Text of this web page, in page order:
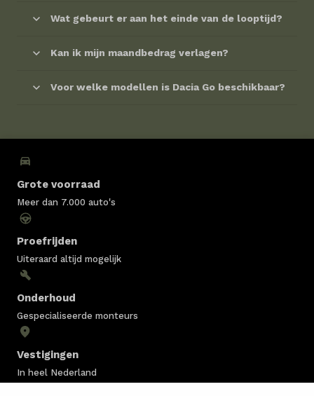
Wat gebeurt er aan het einde van de looptijd?
Kan ik mijn maandbedrag verlagen?
Voor welke modellen is Dacia Go beschikbaar?
Grote voorraad
Meer dan 7.000 auto's
Proefrijden
Uiteraard altijd mogelijk
Onderhoud
Gespecialiseerde monteurs
Vestigingen
In heel Nederland